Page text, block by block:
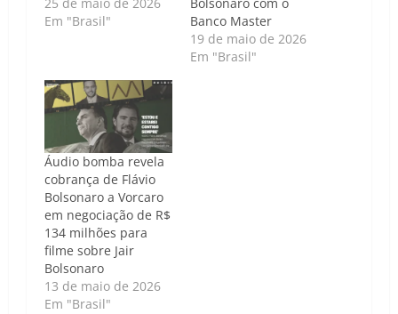
Em "Brasil"
Banco Master
19 de maio de 2026
Em "Brasil"
Áudio bomba revela
cobrança de Flávio
Bolsonaro a Vorcaro
em negociação de R$
134 milhões para
filme sobre Jair
Bolsonaro
13 de maio de 2026
Em "Brasil"